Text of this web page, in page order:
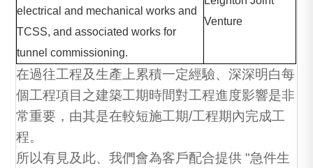
electrical and mechanical works and
TCSS, and associated works for
tunnel commissioning.
Venture
在過往工程及生產上累積一定經驗、深深明白每
個工程項目之建築工期時間對工程進度影響是非
常重要，由其是在較短施工期/工程期內完成工
程。
所以有見及此、我們會為客戶配合提供 "急件生